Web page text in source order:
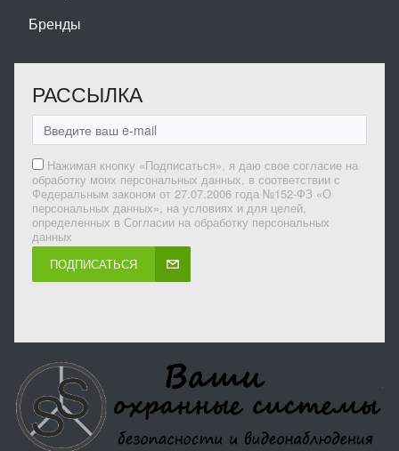
Бренды
РАССЫЛКА
Нажимая кнопку «Подписаться», я даю свое согласие на
обработку моих персональных данных, в соответствии с
Федеральным законом от 27.07.2006 года №152-ФЗ «О
персональных данных», на условиях и для целей,
определенных в Согласии на обработку персональных
данных
ПОДПИСАТЬСЯ